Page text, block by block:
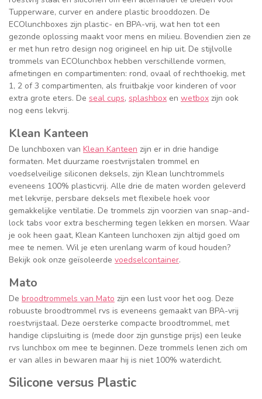
Tupperware, curver en andere plastic brooddozen. De
ECOlunchboxes zijn plastic- en BPA-vrij, wat hen tot een
gezonde oplossing maakt voor mens en milieu. Bovendien zien ze
er met hun retro design nog origineel en hip uit. De stijlvolle
trommels van ECOlunchbox hebben verschillende vormen,
afmetingen en compartimenten: rond, ovaal of rechthoekig, met
1, 2 of 3 compartimenten, als fruitbakje voor kinderen of voor
extra grote eters. De seal cups, splashbox en wetbox zijn ook
nog eens lekvrij.
Klean Kanteen
De lunchboxen van Klean Kanteen zijn er in drie handige
formaten. Met duurzame roestvrijstalen trommel en
voedselveilige siliconen deksels, zijn Klean lunchtrommels
eveneens 100% plasticvrij. Alle drie de maten worden geleverd
met lekvrije, persbare deksels met flexibele hoek voor
gemakkelijke ventilatie. De trommels zijn voorzien van snap-and-
lock tabs voor extra bescherming tegen lekken en morsen. Waar
je ook heen gaat, Klean Kanteen lunchoxen zijn altijd goed om
mee te nemen. Wil je eten urenlang warm of koud houden?
Bekijk ook onze geïsoleerde voedselcontainer.
Mato
De broodtrommels van Mato zijn een lust voor het oog. Deze
robuuste broodtrommel rvs is eveneens gemaakt van BPA-vrij
roestvrijstaal. Deze oersterke compacte broodtrommel, met
handige clipsluiting is (mede door zijn gunstige prijs) een leuke
rvs lunchbox om mee te beginnen. Deze trommels lenen zich om
er van alles in bewaren maar hij is niet 100% waterdicht.
Silicone versus Plastic